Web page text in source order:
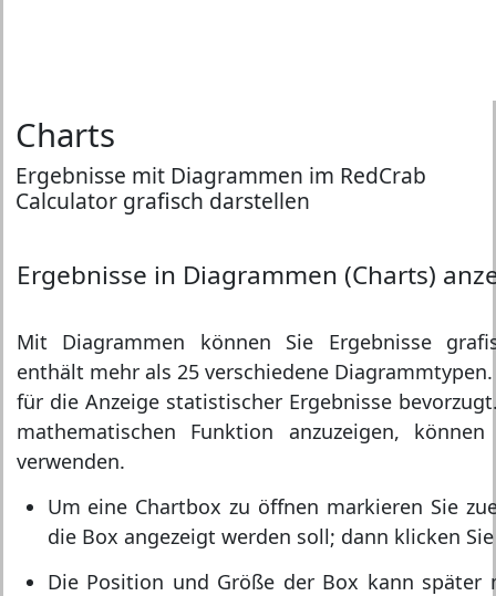
Charts
Ergebnisse mit Diagrammen im RedCrab
Calculator grafisch darstellen
Ergebnisse in Diagrammen (Charts)
Mit Diagrammen können Sie Ergebnisse
enthält mehr als 25 verschiedene
für die Anzeige statistischer Ergebnisse
mathematischen Funktion anzuzeigen,
verwenden.
Um eine Chartbox zu öffnen markieren Sie
die Box angezeigt werden soll; dann klicken
Die Position und Größe der Box kann später